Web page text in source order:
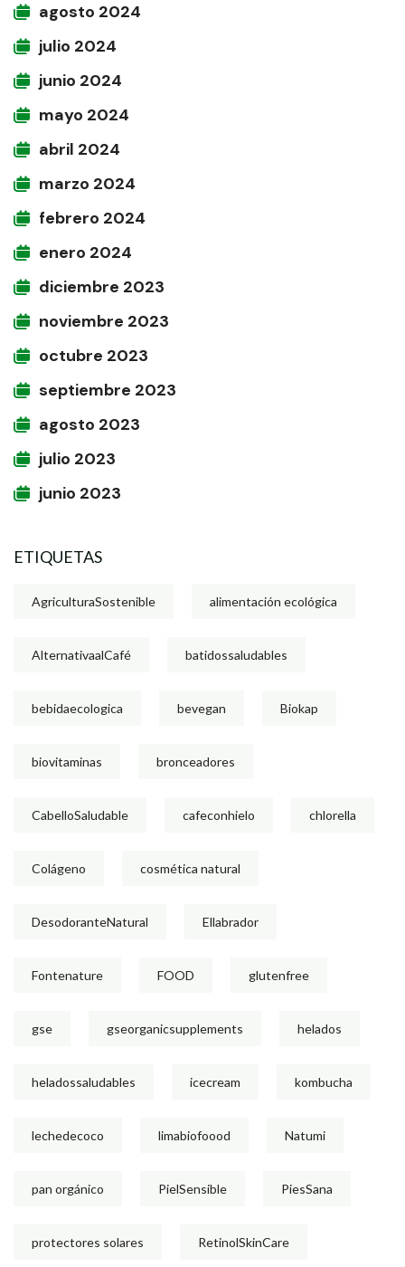
agosto 2024
julio 2024
junio 2024
mayo 2024
abril 2024
marzo 2024
febrero 2024
enero 2024
diciembre 2023
noviembre 2023
octubre 2023
septiembre 2023
agosto 2023
julio 2023
junio 2023
ETIQUETAS
AgriculturaSostenible alimentación ecológica
AlternativaalCafé batidossaludables
bebidaecologica bevegan Biokap
biovitaminas bronceadores
CabelloSaludable cafeconhielo chlorella
Colágeno cosmética natural
DesodoranteNatural Ellabrador
Fontenature FOOD glutenfree
gse gseorganicsupplements helados
heladossaludables icecream kombucha
lechedecoco limabiofoood Natumi
pan orgánico PielSensible PiesSana
protectores solares RetinolSkinCare